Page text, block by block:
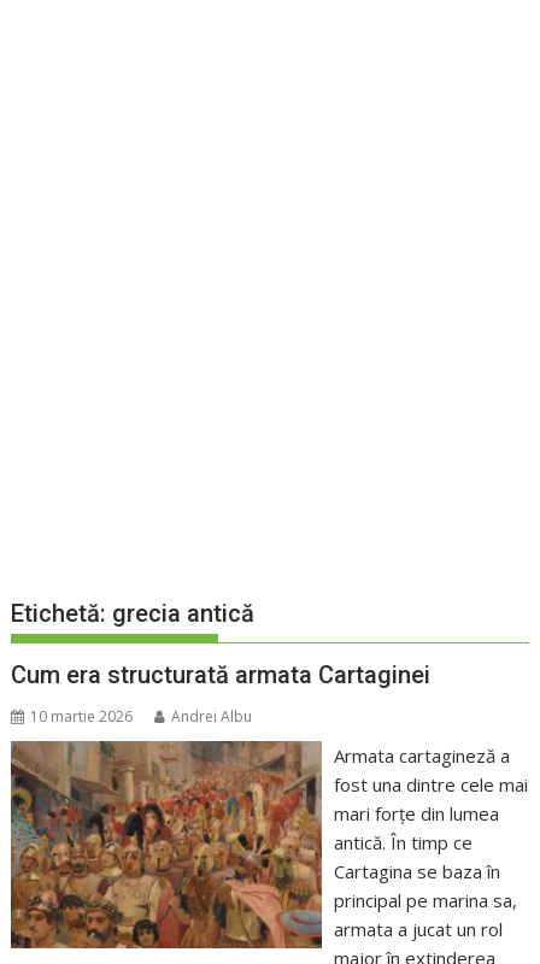
Etichetă: grecia antică
Cum era structurată armata Cartaginei
10 martie 2026 Andrei Albu
Armata cartagineză a
fost una dintre cele mai
mari forțe din lumea
antică. În timp ce
Cartagina se baza în
principal pe marina sa,
armata a jucat un rol
major în extinderea